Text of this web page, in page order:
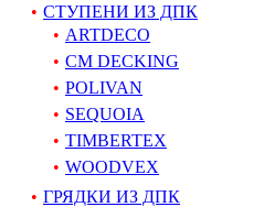
СТУПЕНИ ИЗ ДПК
ARTDECO
CM DECKING
POLIVAN
SEQUOIA
TIMBERTEX
WOODVEX
ГРЯДКИ ИЗ ДПК